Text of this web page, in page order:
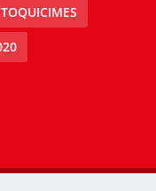
TOQUICIMES